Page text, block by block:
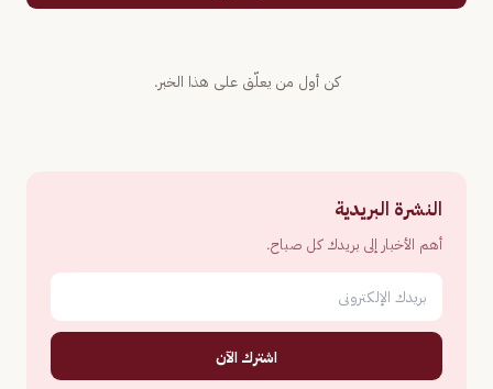
كن أول من يعلّق على هذا الخبر.
النشرة البريدية
أهم الأخبار إلى بريدك كل صباح.
اشترك الآن